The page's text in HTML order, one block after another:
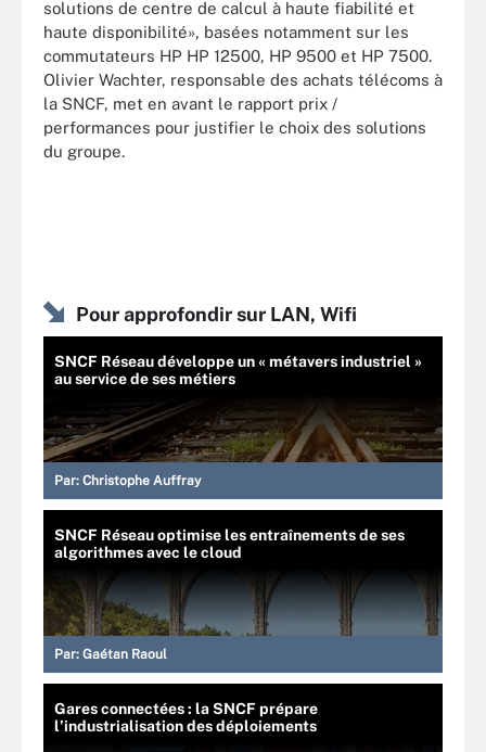
solutions de centre de calcul à haute fiabilité et
haute disponibilité», basées notamment sur les
commutateurs HP HP 12500, HP 9500 et HP 7500.
Olivier Wachter, responsable des achats télécoms à
la SNCF, met en avant le rapport prix /
performances pour justifier le choix des solutions
du groupe.
Pour approfondir sur LAN, Wifi
SNCF Réseau développe un « métavers industriel »
au service de ses métiers
Par: Christophe Auffray
SNCF Réseau optimise les entraînements de ses
algorithmes avec le cloud
Par: Gaétan Raoul
Gares connectées : la SNCF prépare
l’industrialisation des déploiements